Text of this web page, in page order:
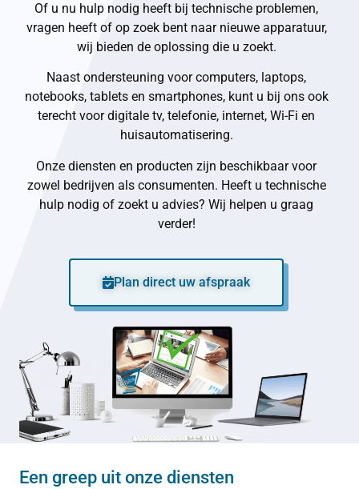
Of u nu hulp nodig heeft bij technische problemen,
vragen heeft of op zoek bent naar nieuwe apparatuur,
wij bieden de oplossing die u zoekt.
Naast ondersteuning voor computers, laptops,
notebooks, tablets en smartphones, kunt u bij ons ook
terecht voor digitale tv, telefonie, internet, Wi-Fi en
huisautomatisering.
Onze diensten en producten zijn beschikbaar voor
zowel bedrijven als consumenten. Heeft u technische
hulp nodig of zoekt u advies? Wij helpen u graag
verder!
Plan direct uw afspraak
Een greep uit onze diensten